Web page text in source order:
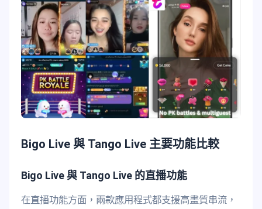
Bigo Live 與 Tango Live 主要功能比較
Bigo Live 與 Tango Live 的直播功能
在直播功能方面，兩款應用程式都支援高畫質串流，